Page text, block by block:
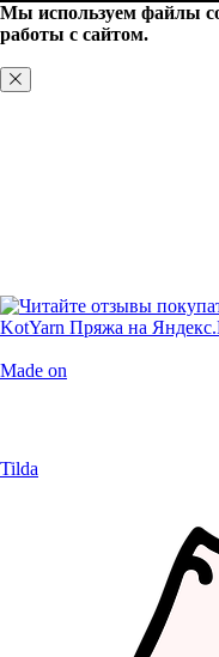
Мы используем файлы
работы с сайтом.
Made on
Tilda